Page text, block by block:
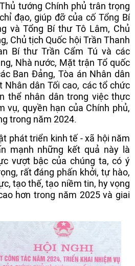
tướng Chính phủ trân trọng
đạo, giúp đỡ của cố Tổng Bí
và Tổng Bí thư Tô Lâm, Chủ
Chủ tịch Quốc hội Trần Thanh
Bí thư Trần Cẩm Tú và các
Nhà nước, Mặt trận Tổ quốc
Ban Đảng, Tòa án Nhân dân
Nhân dân Tối cao, các tổ chức
thể nhân dân trong việc thực
vụ, quyền hạn của Chính phủ,
trong năm 2024.
phát triển kinh tế - xã hội năm
mạnh những kết quả này là
vượt bậc của chúng ta, có ý
rất đáng phấn khởi, tự hào,
tạo thế, tạo niềm tin, hy vọng
hơn trong năm 2025 và giai